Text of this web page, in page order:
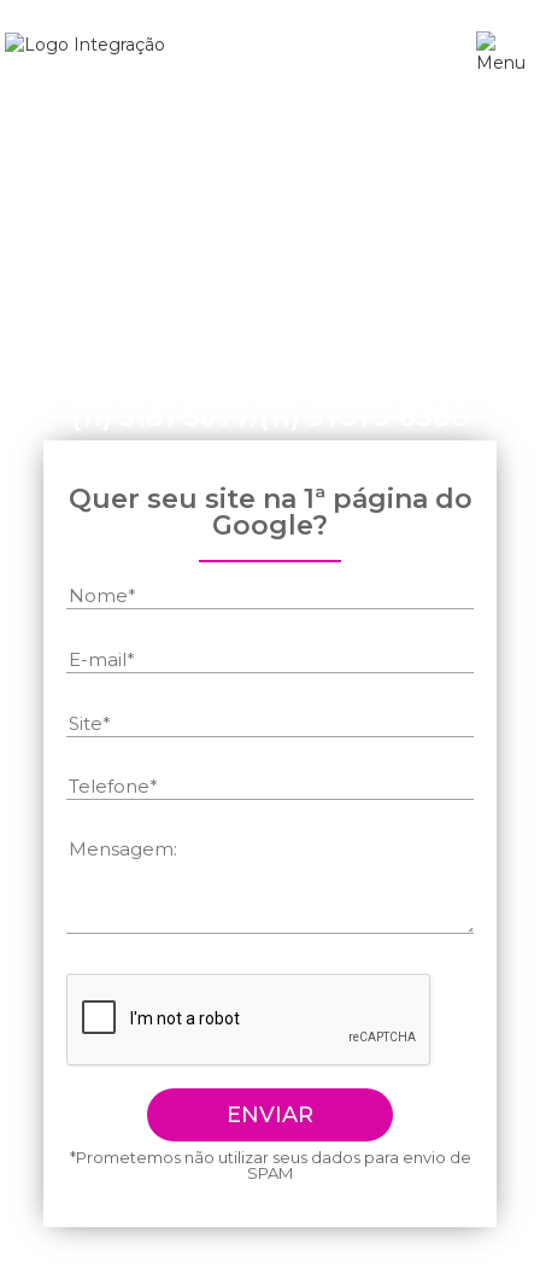
*Prometemos não utilizar seus dados para envio de
SPAM